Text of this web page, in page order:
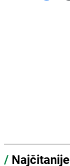
/ Najčitanije